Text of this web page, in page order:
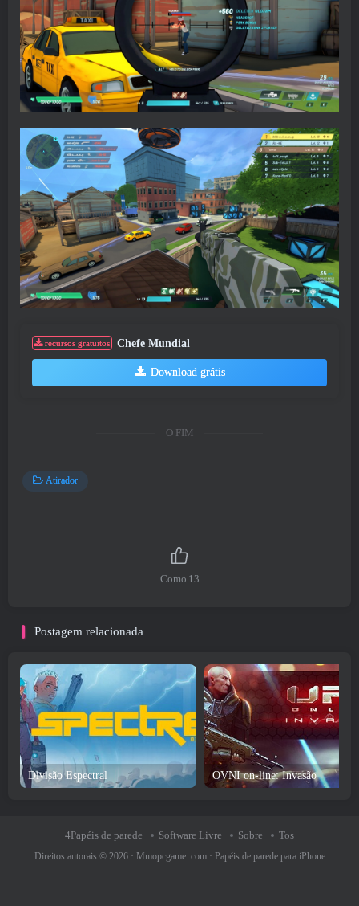
recursos gratuitos Chefe Mundial
Download grátis
O FIM
Atirador
Como 13
Postagem relacionada
Divisão Espectral OVNI on-line: Invasão
4Papéis de parede Software Livre Sobre Tos
Direitos autorais © 2026 · Mmopcgame. com· Papéis de parede para iPhone